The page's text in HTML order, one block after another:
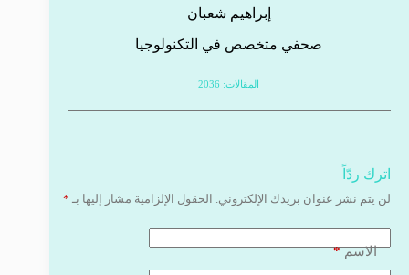
إبراهيم شعبان
صحفي متخصص في التكنولوجيا
المقالات: 2036
اترك ردّاً
لن يتم نشر عنوان بريدك الإلكتروني. الحقول الإلزامية مشار إليها بـ *
الاسم*